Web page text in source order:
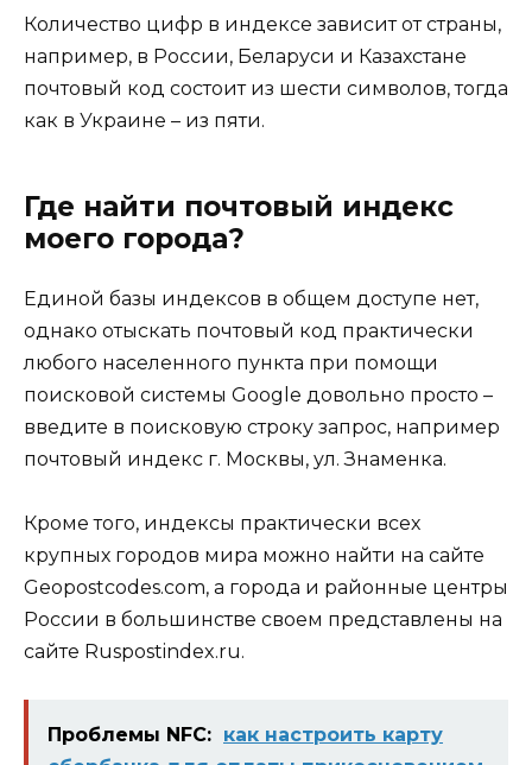
Количество цифр в индексе зависит от страны,
например, в России, Беларуси и Казахстане
почтовый код состоит из шести символов, тогда
как в Украине – из пяти.
Где найти почтовый индекс
моего города?
Единой базы индексов в общем доступе нет,
однако отыскать почтовый код практически
любого населенного пункта при помощи
поисковой системы Google довольно просто –
введите в поисковую строку запрос, например
почтовый индекс г. Москвы, ул. Знаменка.
Кроме того, индексы практически всех
крупных городов мира можно найти на сайте
Geopostcodes.com, а города и районные центры
России в большинстве своем представлены на
сайте Ruspostindex.ru.
Проблемы NFC: как настроить карту